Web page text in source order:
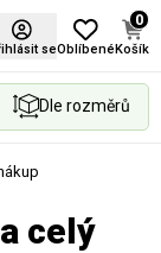
seOblíbené
0
Košík
Dle rozměrů
celý